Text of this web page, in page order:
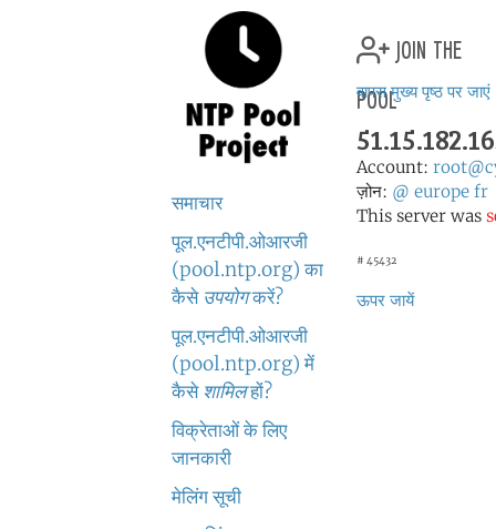
समाचार
पूल.एनटीपी.ओआरजी
(pool.ntp.org) का
कैसे उपयोगकरें?
पूल.एनटीपी.ओआरजी
(pool.ntp.org) में
कैसे शामिलहों?
विक्रेताओं के लिए
जानकारी
मेलिंग सूची
join the
pool
वापस मुख्य पृष्ठ पर जाएं
Account:
ज़ोन: @ europe fr
This server was
# 45432
ऊपर जायें